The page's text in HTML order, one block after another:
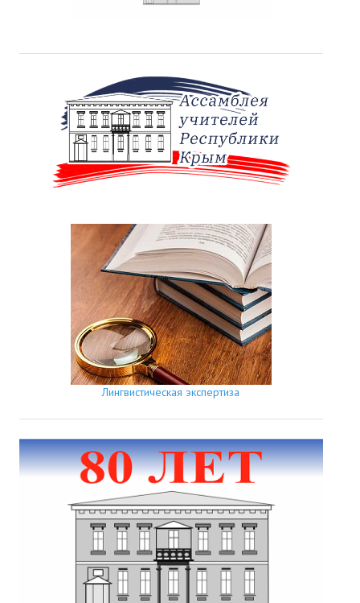
Лингвистическая экспертиза